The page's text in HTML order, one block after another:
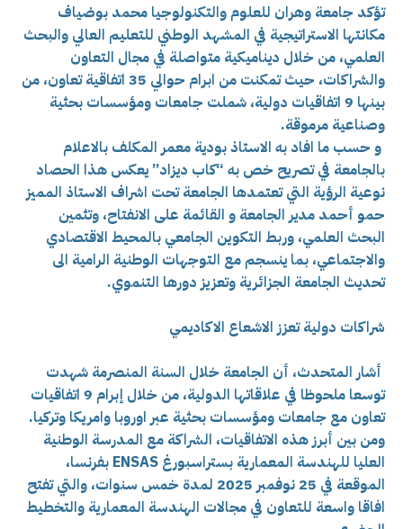
تؤكد جامعة وهران للعلوم والتكنولوجيا محمد بوضياف
مكانتها الاستراتيجية في المشهد الوطني للتعليم العالي والبحث
العلمي، من خلال ديناميكية متواصلة في مجال التعاون
والشراكات، حيث تمكنت من ابرام حوالي 35 اتفاقية تعاون، من
بينها 9 اتفاقيات دولية، شملت جامعات ومؤسسات بحثية
وصناعية مرموقة.
و حسب ما افاد به الاستاذ بودية معمر المكلف بالاعلام
بالجامعة في تصريح خص به “كاب ديزاد” يعكس هذا الحصاد
نوعية الرؤية التي تعتمدها الجامعة تحت اشراف الاستاذ المميز
حمو أحمد مدير الجامعة و القائمة على الانفتاح، وتثمين
البحث العلمي، وربط التكوين الجامعي بالمحيط الاقتصادي
والاجتماعي، بما ينسجم مع التوجهات الوطنية الرامية الى
تحديث الجامعة الجزائرية وتعزيز دورها التنموي.
شراكات دولية تعزز الاشعاع الاكاديمي
أشار المتحدث، أن الجامعة خلال السنة المنصرمة شهدت
توسعا ملحوظا في علاقاتها الدولية، من خلال إبرام 9 اتفاقيات
تعاون مع جامعات ومؤسسات بحثية عبر اوروبا وامريكا وتركيا.
ومن بين أبرز هذه الاتفاقيات، الشراكة مع المدرسة الوطنية
العليا للهندسة المعمارية بستراسبورغ ENSAS بفرنسا،
الموقعة في 25 نوفمبر 2025 لمدة خمس سنوات، والتي تفتح
افاقا واسعة للتعاون في مجالات الهندسة المعمارية والتخطيط